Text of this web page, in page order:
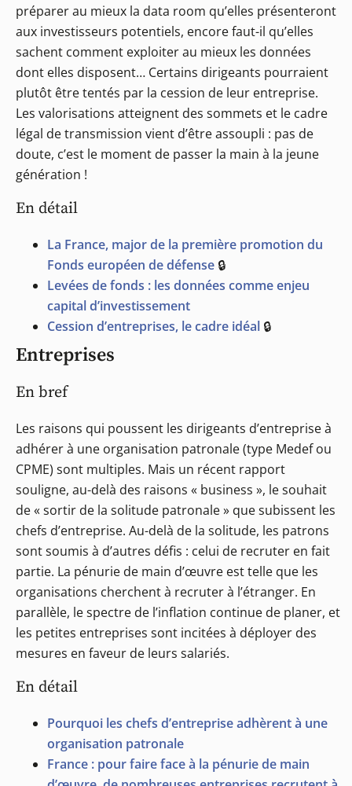
préparer au mieux la data room qu’elles présenteront
aux investisseurs potentiels, encore faut-il qu’elles
sachent comment exploiter au mieux les données
dont elles disposent… Certains dirigeants pourraient
plutôt être tentés par la cession de leur entreprise.
Les valorisations atteignent des sommets et le cadre
légal de transmission vient d’être assoupli : pas de
doute, c’est le moment de passer la main à la jeune
génération !
En détail
La France, major de la première promotion du
Fonds européen de défense 🔒
Levées de fonds : les données comme enjeu
capital d’investissement
Cession d’entreprises, le cadre idéal 🔒
Entreprises
En bref
Les raisons qui poussent les dirigeants d’entreprise à
adhérer à une organisation patronale (type Medef ou
CPME) sont multiples. Mais un récent rapport
souligne, au-delà des raisons « business », le souhait
de « sortir de la solitude patronale » que subissent les
chefs d’entreprise. Au-delà de la solitude, les patrons
sont soumis à d’autres défis : celui de recruter en fait
partie. La pénurie de main d’œuvre est telle que les
organisations cherchent à recruter à l’étranger. En
parallèle, le spectre de l’inflation continue de planer, et
les petites entreprises sont incitées à déployer des
mesures en faveur de leurs salariés.
En détail
Pourquoi les chefs d’entreprise adhèrent à une
organisation patronale
France : pour faire face à la pénurie de main